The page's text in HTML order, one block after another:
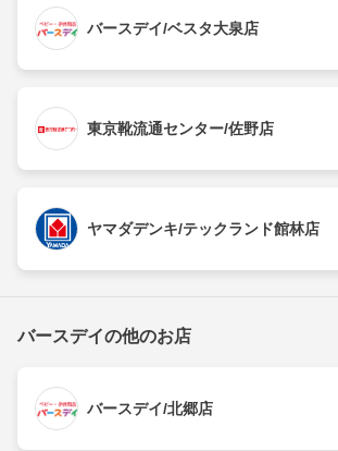
バースデイ/ベスタ大泉店
東京靴流通センター/佐野店
ヤマダデンキ/テックランド館林店
バースデイの他のお店
バースデイ/北郷店